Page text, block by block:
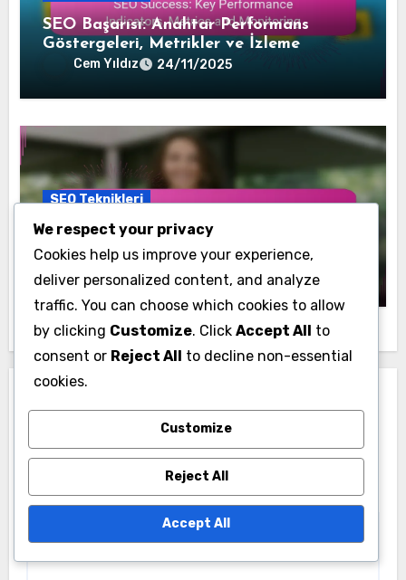
SEO Başarısı: Anahtar Performans
Göstergeleri, Metrikler ve İzleme
Cem Yıldız 24/11/2025
SEO Teknikleri
Yerel SEO: Stratejiler, Görünürlük ve İş
Büyümesi
Cem Yıldız 24/11/2025
Your email address will not be published.
fields are marked*
Comment*
We respect your privacy
Cookies help us improve your experience,
deliver personalized content, and analyze
traffic. You can choose which cookies to allow
by clicking Customize. Click Accept All to
consent or Reject All to decline non-essential
cookies.
Customize
Reject All
Accept All